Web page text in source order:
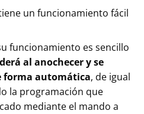
un funcionamiento fácil
funcionamiento es sencillo
al anochecer y se
forma automática, de igual
la programación que
mediante el mando a